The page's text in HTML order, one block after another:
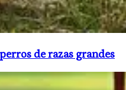
de razas grandes